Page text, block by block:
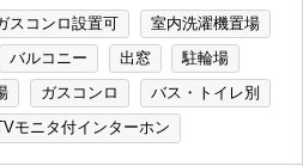
スコンロ設置可
室内洗濯機置場
バルコニー 出窓
駐輪場
ガスコンロ
バス・トイレ別
モニタ付インターホン